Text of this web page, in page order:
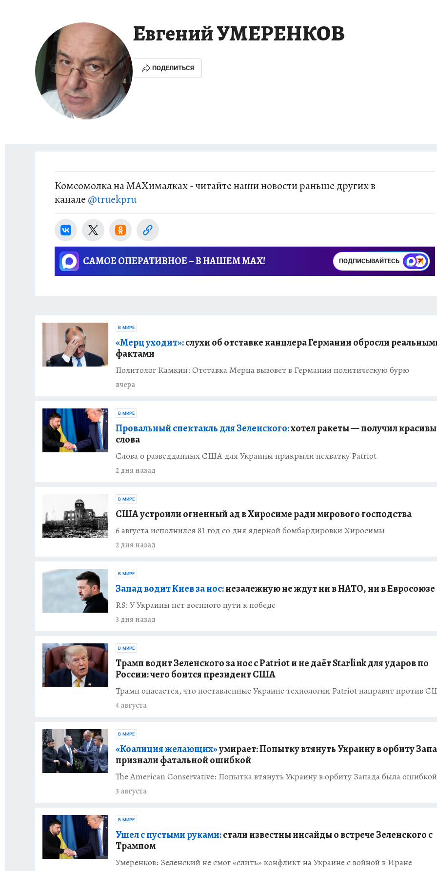
Евгений УМЕРЕНКОВ
ПОДЕЛИТЬСЯ
Комсомолка на MAXималках - читайте наши новости раньше других в
канале @truekpru
САМОЕ ОПЕРАТИВНОЕ – В НАШЕМ MAX! ПОДПИСЫВАЙТЕСЬ
В МИРЕ
«Мерц уходит»:слухи об отставке канцлера Германии обросли
фактами
Политолог Камкин: Отставка Мерца вызовет в Германии политическую бурю
вчера
В МИРЕ
Провальный спектакль для Зеленского:хотел ракеты — получил
слова
Слова о разведданных США для Украины прикрыли нехватку Patriot
2 дня назад
В МИРЕ
США устроили огненный ад в Хиросиме ради мирового господства
6 августа исполнился 81 год со дня ядерной бомбардировки Хиросимы
2 дня назад
В МИРЕ
Запад водит Киев за нос:незалежную не ждут ни в НАТО, ни в Евросоюзе
RS: У Украины нет военного пути к победе
3 дня назад
В МИРЕ
Трамп водит Зеленского за нос с Patriot и не даёт Starlink для ударов по
России: чего боится президент США
Трамп опасается, что поставленные Украине технологии Patriot направят против
4 августа
В МИРЕ
«Коалиция желающих»умирает: Попытку втянуть Украину в орбиту
признали фатальной ошибкой
The American Conservative: Попытка втянуть Украину в орбиту Запада была ошибкой
3 августа
В МИРЕ
Ушел с пустыми руками:стали известны инсайды о встрече Зеленского с
Трампом
Умеренков: Зеленский не смог «слить» конфликт на Украине с войной в Иране